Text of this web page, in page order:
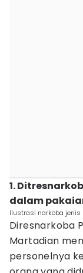
1.
dalam
Ilustrasi narkoba jenis
Diresnarkoba
Martadian
personelnya